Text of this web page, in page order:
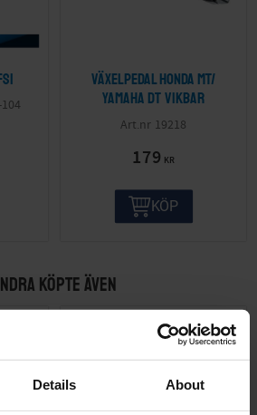
Details About
Växelpedal Honda MT/
Yamaha DT vikbar
19218
179 KR
KÖP
KÖPTE ÄVEN